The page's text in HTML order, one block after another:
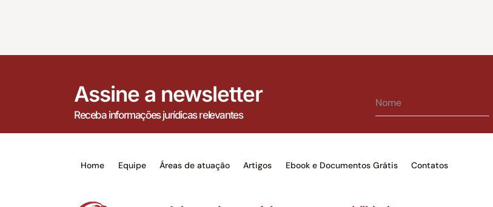
Assine a newsletter
Receba informações jurídicas relevantes
Home Equipe Áreas de atuação Artigos Ebook e Documentos Grátis Contatos